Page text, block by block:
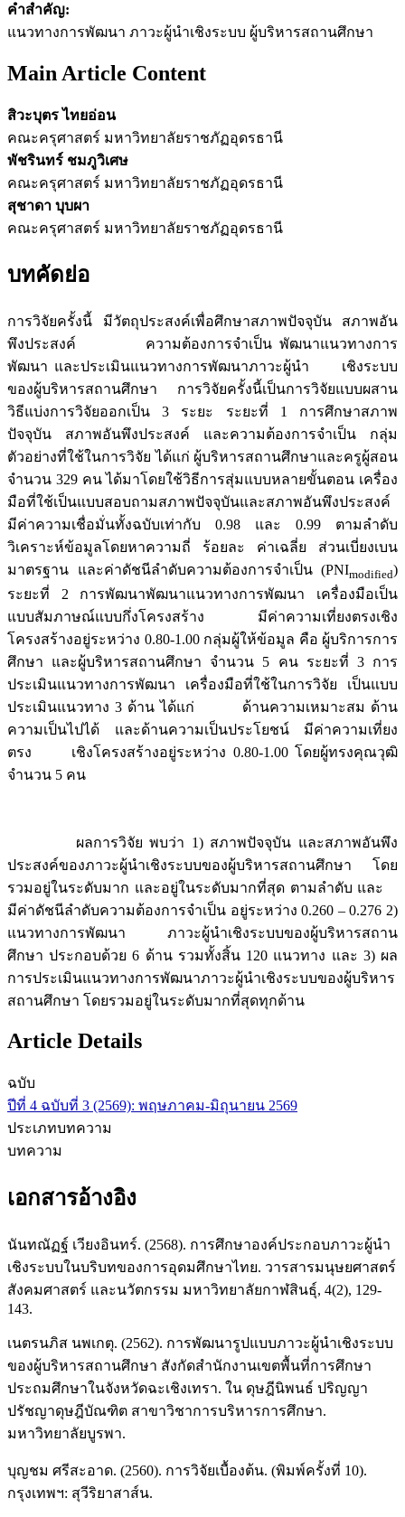
คำสำคัญ:
แนวทางการพัฒนา ภาวะผู้นำเชิงระบบ ผู้บริหารสถานศึกษา
Main Article Content
สิวะบุตร ไทยอ่อน
คณะครุศาสตร์ มหาวิทยาลัยราชภัฏอุดรธานี
พัชรินทร์ ชมภูวิเศษ
คณะครุศาสตร์ มหาวิทยาลัยราชภัฏอุดรธานี
สุชาดา บุบผา
คณะครุศาสตร์ มหาวิทยาลัยราชภัฏอุดรธานี
บทคัดย่อ
การวิจัยครั้งนี้ มีวัตถุประสงค์เพื่อศึกษาสภาพปัจจุบัน สภาพอัน
พึงประสงค์ ความต้องการจำเป็น พัฒนาแนวทางการ
พัฒนา และประเมินแนวทางการพัฒนาภาวะผู้นำ เชิงระบบ
ของผู้บริหารสถานศึกษา การวิจัยครั้งนี้เป็นการวิจัยแบบผสาน
วิธีแบ่งการวิจัยออกเป็น 3 ระยะ ระยะที่ 1 การศึกษาสภาพ
ปัจจุบัน สภาพอันพึงประสงค์ และความต้องการจำเป็น กลุ่ม
ตัวอย่างที่ใช้ในการวิจัย ได้แก่ ผู้บริหารสถานศึกษาและครูผู้สอน
จำนวน 329 คน ได้มาโดยใช้วิธีการสุ่มแบบหลายขั้นตอน เครื่อง
มือที่ใช้เป็นแบบสอบถามสภาพปัจจุบันและสภาพอันพึงประสงค์
มีค่าความเชื่อมั่นทั้งฉบับเท่ากับ 0.98 และ 0.99 ตามลำดับ
วิเคราะห์ข้อมูลโดยหาความถี่ ร้อยละ ค่าเฉลี่ย ส่วนเบี่ยงเบน
มาตรฐาน และค่าดัชนีลำดับความต้องการจำเป็น (PNImodified)
ระยะที่ 2 การพัฒนาพัฒนาแนวทางการพัฒนา เครื่องมือเป็น
แบบสัมภาษณ์แบบกึ่งโครงสร้าง มีค่าความเที่ยงตรงเชิง
โครงสร้างอยู่ระหว่าง 0.80-1.00 กลุ่มผู้ให้ข้อมูล คือ ผู้บริการการ
ศึกษา และผู้บริหารสถานศึกษา จำนวน 5 คน ระยะที่ 3 การ
ประเมินแนวทางการพัฒนา เครื่องมือที่ใช้ในการวิจัย เป็นแบบ
ประเมินแนวทาง 3 ด้าน ได้แก่ ด้านความเหมาะสม ด้าน
ความเป็นไปได้ และด้านความเป็นประโยชน์ มีค่าความเที่ยง
ตรง เชิงโครงสร้างอยู่ระหว่าง 0.80-1.00 โดยผู้ทรงคุณวุฒิ
จำนวน 5 คน
ผลการวิจัย พบว่า 1) สภาพปัจจุบัน และสภาพอันพึง
ประสงค์ของภาวะผู้นำเชิงระบบของผู้บริหารสถานศึกษา โดย
รวมอยู่ในระดับมาก และอยู่ในระดับมากที่สุด ตามลำดับ และ
มีค่าดัชนีลำดับความต้องการจำเป็น อยู่ระหว่าง 0.260 – 0.276 2)
แนวทางการพัฒนา ภาวะผู้นำเชิงระบบของผู้บริหารสถาน
ศึกษา ประกอบด้วย 6 ด้าน รวมทั้งสิ้น 120 แนวทาง และ 3) ผล
การประเมินแนวทางการพัฒนาภาวะผู้นำเชิงระบบของผู้บริหาร
สถานศึกษา โดยรวมอยู่ในระดับมากที่สุดทุกด้าน
Article Details
ฉบับ
ปีที่ 4 ฉบับที่ 3 (2569): พฤษภาคม-มิถุนายน 2569
ประเภทบทความ
บทความ
เอกสารอ้างอิง
นันทณัฏฐ์ เวียงอินทร์. (2568). การศึกษาองค์ประกอบภาวะผู้นำ
เชิงระบบในบริบทของการอุดมศึกษาไทย. วารสารมนุษยศาสตร์
สังคมศาสตร์ และนวัตกรรม มหาวิทยาลัยกาฬสินธุ์, 4(2), 129-
143.
เนตรนภิส นพเกตุ. (2562). การพัฒนารูปแบบภาวะผู้นำเชิงระบบ
ของผู้บริหารสถานศึกษา สังกัดสำนักงานเขตพื้นที่การศึกษา
ประถมศึกษาในจังหวัดฉะเชิงเทรา. ใน ดุษฎีนิพนธ์ ปริญญา
ปรัชญาดุษฎีบัณฑิต สาขาวิชาการบริหารการศึกษา.
มหาวิทยาลัยบูรพา.
บุญชม ศรีสะอาด. (2560). การวิจัยเบื้องต้น. (พิมพ์ครั้งที่ 10).
กรุงเทพฯ: สุวีริยาสาส์น.